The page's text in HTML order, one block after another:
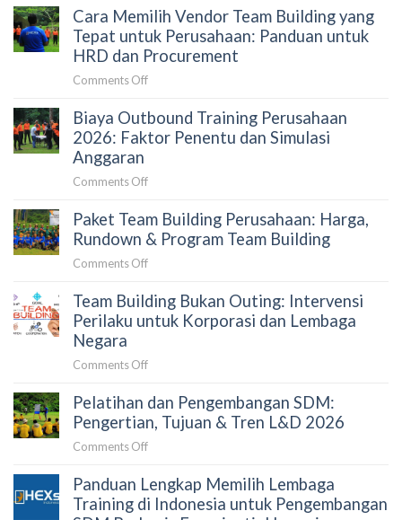
untuk
50–
500
Peserta
Family
Gathering
Perusahaan:
Estimasi
Budget
Cara Memilih Vendor Team Building yang
Tepat untuk Perusahaan: Panduan untuk
HRD dan Procurement
Comments Offon
Memilih
Vendor
untuk
Perusahaan:
Panduan
HRD
dan
Procurement
Biaya Outbound Training Perusahaan
2026: Faktor Penentu dan Simulasi
Anggaran
Comments Offon
Outbound
Training
Perusahaan
Penentu
dan
Anggaran
Paket Team Building Perusahaan: Harga,
Rundown & Program Team Building
Comments Offon
Team
Building
Program
Team
Building
Team Building Bukan Outing: Intervensi
Perilaku untuk Korporasi dan Lembaga
Negara
Comments Offon
Building
Bukan
Outing:
untuk
Korporasi
Pelatihan dan Pengembangan SDM:
Pengertian, Tujuan & Tren L&D 2026
Comments Offon
dan
Pengembangan
Panduan Lengkap Memilih Lembaga
Training di Indonesia untuk Pengembangan